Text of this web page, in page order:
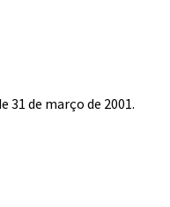
31 de março de 2001.